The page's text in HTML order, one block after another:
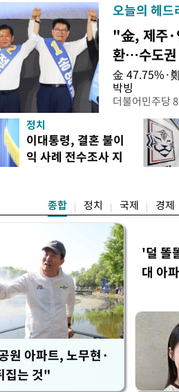
오늘의 헤드
"金, 제주·
환…수도권
金 47.75%·
박빙
더불어민주당
인천 권리당
난주 첫 주말
경남에서는 정
앙당 선관위
정치
이대통령, 결혼 불이
익 사례 전수조사 지
종합 정치 국제 경제
원 아파트, 노무현·
집는 것"
'덜 똘
대 아